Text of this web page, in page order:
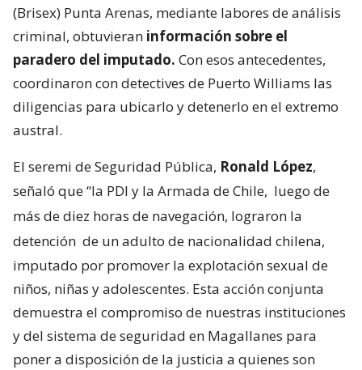
(Brisex) Punta Arenas, mediante labores de análisis
criminal, obtuvieran información sobre el
paradero del imputado. Con esos antecedentes,
coordinaron con detectives de Puerto Williams las
diligencias para ubicarlo y detenerlo en el extremo
austral.
El seremi de Seguridad Pública, Ronald López,
señaló que “la PDI y la Armada de Chile, luego de
más de diez horas de navegación, lograron la
detención de un adulto de nacionalidad chilena,
imputado por promover la explotación sexual de
niños, niñas y adolescentes. Esta acción conjunta
demuestra el compromiso de nuestras instituciones
y del sistema de seguridad en Magallanes para
poner a disposición de la justicia a quienes son